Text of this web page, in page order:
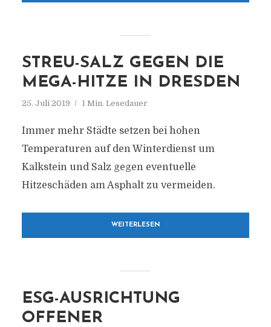
STREU-SALZ GEGEN DIE
MEGA-HITZE IN DRESDEN
25. Juli 2019 1 Min. Lesedauer
Immer mehr Städte setzen bei hohen
Temperaturen auf den Winterdienst um
Kalkstein und Salz gegen eventuelle
Hitzeschäden am Asphalt zu vermeiden.
WEITERLESEN
ESG-AUSRICHTUNG
OFFENER